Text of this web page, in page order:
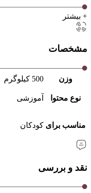
+ بیشتر
مشخصات
وزن 500 کیلوگرم
نوع محتوا آموزشی
مناسب برای کودکان
نقد و بررسی